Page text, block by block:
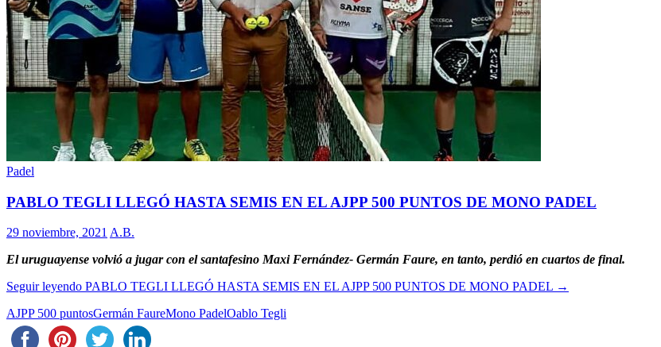
Padel
PABLO TEGLI LLEGÓ HASTA SEMIS EN EL AJPP 500 PUNTOS DE MONO PADEL
29 noviembre, 2021 A.B.
El uruguayense volvió a jugar con el santafesino Maxi Fernández- Germán Faure, en tanto, perdió en cuartos de final.
Seguir leyendo PABLO TEGLI LLEGÓ HASTA SEMIS EN EL AJPP 500 PUNTOS DE MONO PADEL →
AJPP 500 puntosGermán FaureMono PadelOablo Tegli